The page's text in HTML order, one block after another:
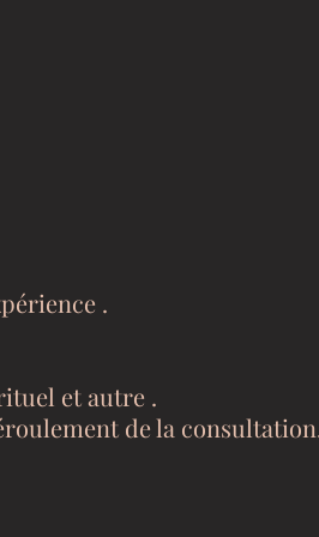
.
et autre .
de la